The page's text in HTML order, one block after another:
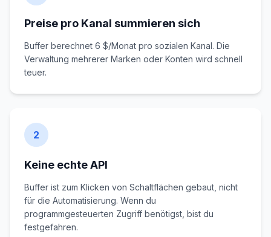
Preise pro Kanal summieren sich
Buffer berechnet 6 $/Monat pro sozialen Kanal. Die
Verwaltung mehrerer Marken oder Konten wird schnell
teuer.
2
Keine echte API
Buffer ist zum Klicken von Schaltflächen gebaut, nicht
für die Automatisierung. Wenn du
programmgesteuerten Zugriff benötigst, bist du
festgefahren.